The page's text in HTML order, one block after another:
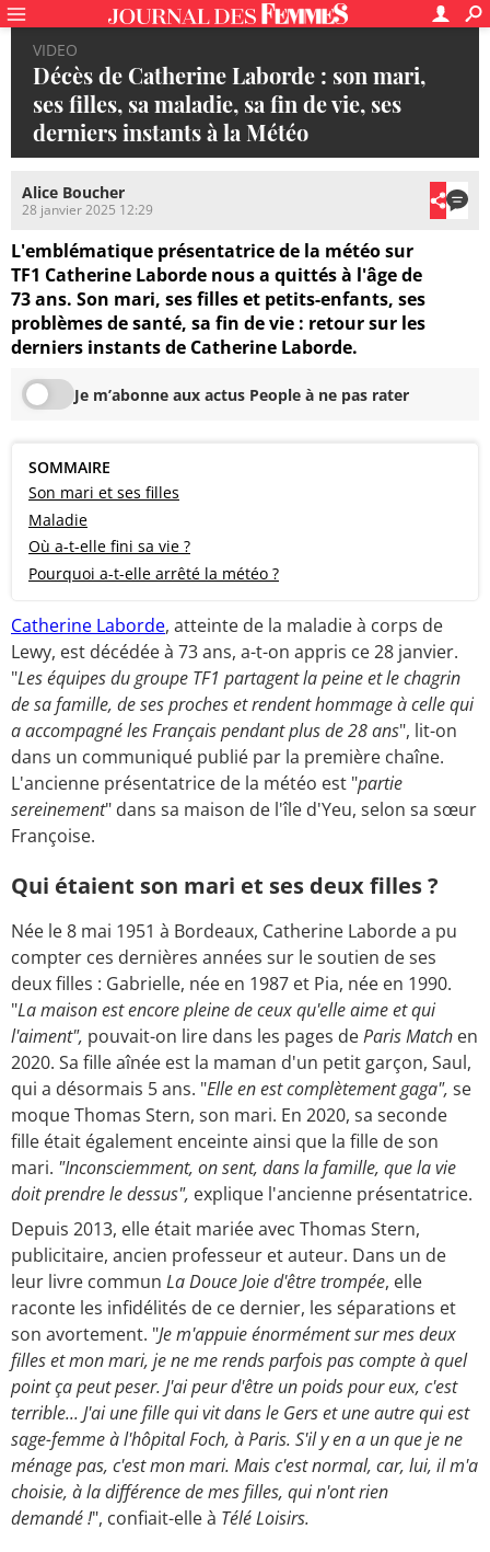
VIDEO
Décès de Catherine Laborde : son mari,
ses filles, sa maladie, sa fin de vie, ses
derniers instants à la Météo
Alice Boucher
28 janvier 2025 12:29
L'emblématique présentatrice de la météo sur
TF1 Catherine Laborde nous a quittés à l'âge de
73 ans. Son mari, ses filles et petits-enfants, ses
problèmes de santé, sa fin de vie : retour sur les
derniers instants de Catherine Laborde.
Je m’abonne aux actus People à ne pas rater
SOMMAIRE
Son mari et ses filles
Maladie
Où a-t-elle fini sa vie ?
Pourquoi a-t-elle arrêté la météo ?
Catherine Laborde, atteinte de la maladie à corps de
Lewy, est décédée à 73 ans, a-t-on appris ce 28 janvier.
"Les équipes du groupe TF1 partagent la peine et le chagrin
de sa famille, de ses proches et rendent hommage à celle qui
a accompagné les Français pendant plus de 28 ans", lit-on
dans un communiqué publié par la première chaîne.
L'ancienne présentatrice de la météo est "partie
sereinement" dans sa maison de l'île d'Yeu, selon sa sœur
Françoise.
Qui étaient son mari et ses deux filles ?
Née le 8 mai 1951 à Bordeaux, Catherine Laborde a pu
compter ces dernières années sur le soutien de ses
deux filles : Gabrielle, née en 1987 et Pia, née en 1990.
"La maison est encore pleine de ceux qu'elle aime et qui
l'aiment", pouvait-on lire dans les pages deParis Match en
2020. Sa fille aînée est la maman d'un petit garçon, Saul,
qui a désormais 5 ans. "Elle en est complètement gaga", se
moque Thomas Stern, son mari. En 2020, sa seconde
fille était également enceinte ainsi que la fille de son
mari. "Inconsciemment, on sent, dans la famille, que la vie
doit prendre le dessus", explique l'ancienne présentatrice.
Depuis 2013, elle était mariée avec Thomas Stern,
publicitaire, ancien professeur et auteur. Dans un de
leur livre commun La Douce Joie d'être trompée, elle
raconte les infidélités de ce dernier, les séparations et
son avortement. "Je m'appuie énormément sur mes deux
filles et mon mari, je ne me rends parfois pas compte à quel
point ça peut peser. J'ai peur d'être un poids pour eux, c'est
terrible... J'ai une fille qui vit dans le Gers et une autre qui est
sage-femme à l'hôpital Foch, à Paris. S'il y en a un que je ne
ménage pas, c'est mon mari. Mais c'est normal, car, lui, il m'a
choisie, à la différence de mes filles, qui n'ont rien
demandé !", confiait-elle à Télé Loisirs.